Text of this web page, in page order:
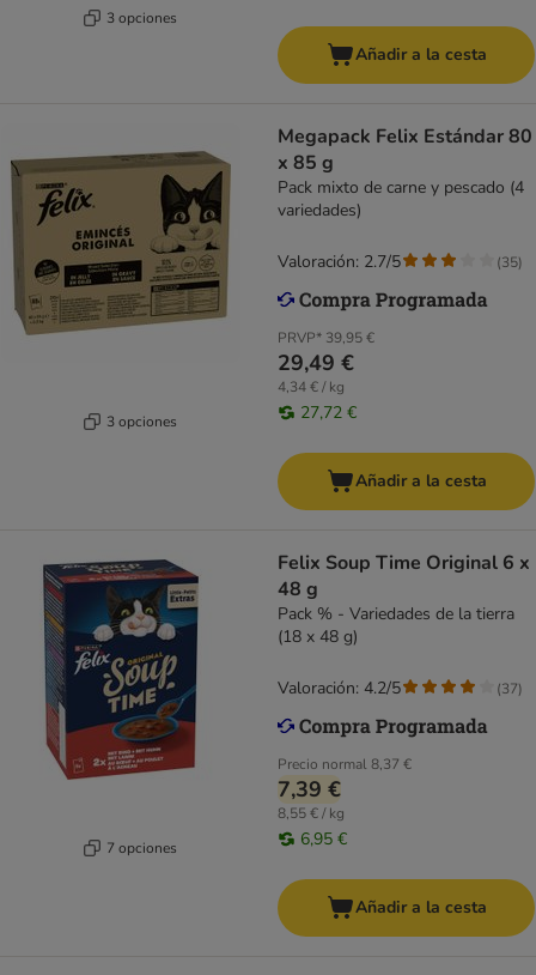
3 opciones
Añadir a la cesta
3 opciones
Megapack Felix Estándar 80
x 85 g
Pack mixto de carne y pescado (4
variedades)
PRVP* 39,95 €
29,49 €
4,34 € / kg
27,72 €
Valoración: 2.7/5 (35)
Añadir a la cesta
7 opciones
Felix Soup Time Original 6 x
48 g
Pack % - Variedades de la tierra
(18 x 48 g)
Precio normal8,37 €
7,39 €
8,55 € / kg
6,95 €
Valoración: 4.2/5 (37)
Añadir a la cesta